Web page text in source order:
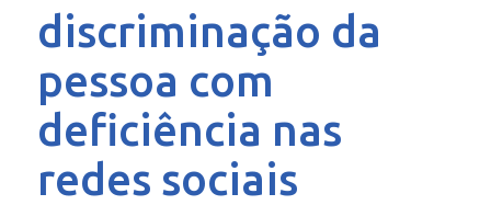
discriminação da
pessoa com
deficiência nas
redes sociais